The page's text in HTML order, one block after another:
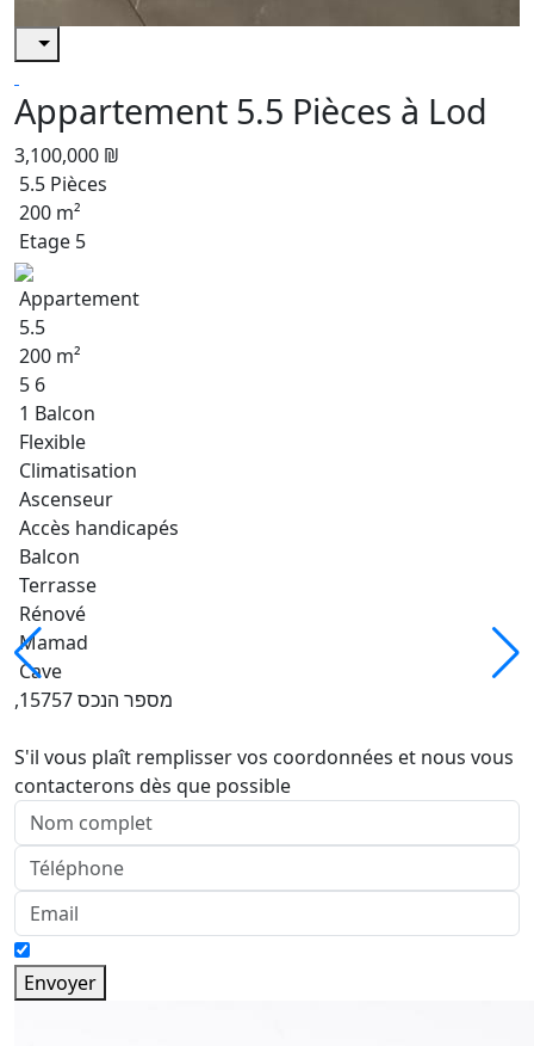
Appartement 5.5 Pièces à Lod
3,100,000 ₪
5.5 Pièces
200 m²
Etage 5
Appartement
5.5
200 m²
5 6
1 Balcon
Flexible
Climatisation
Ascenseur
Accès handicapés
Balcon
Terrasse
Rénové
Mamad
Cave
,מספר הנכס 15757
S'il vous plaît remplisser vos coordonnées et nous vous
contacterons dès que possible
Envoyer